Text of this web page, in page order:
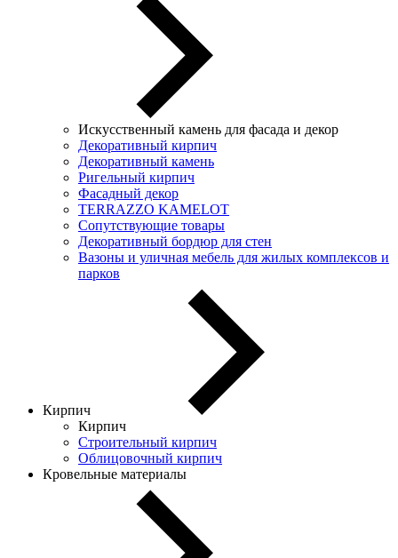
Искусственный камень для фасада и декор
Декоративный кирпич
Декоративный камень
Ригельный кирпич
Фасадный декор
TERRAZZO KAMELOT
Сопутствующие товары
Декоративный бордюр для стен
Вазоны и уличная мебель для жилых комплексов и
парков
Кирпич
Кирпич
Строительный кирпич
Облицовочный кирпич
Кровельные материалы